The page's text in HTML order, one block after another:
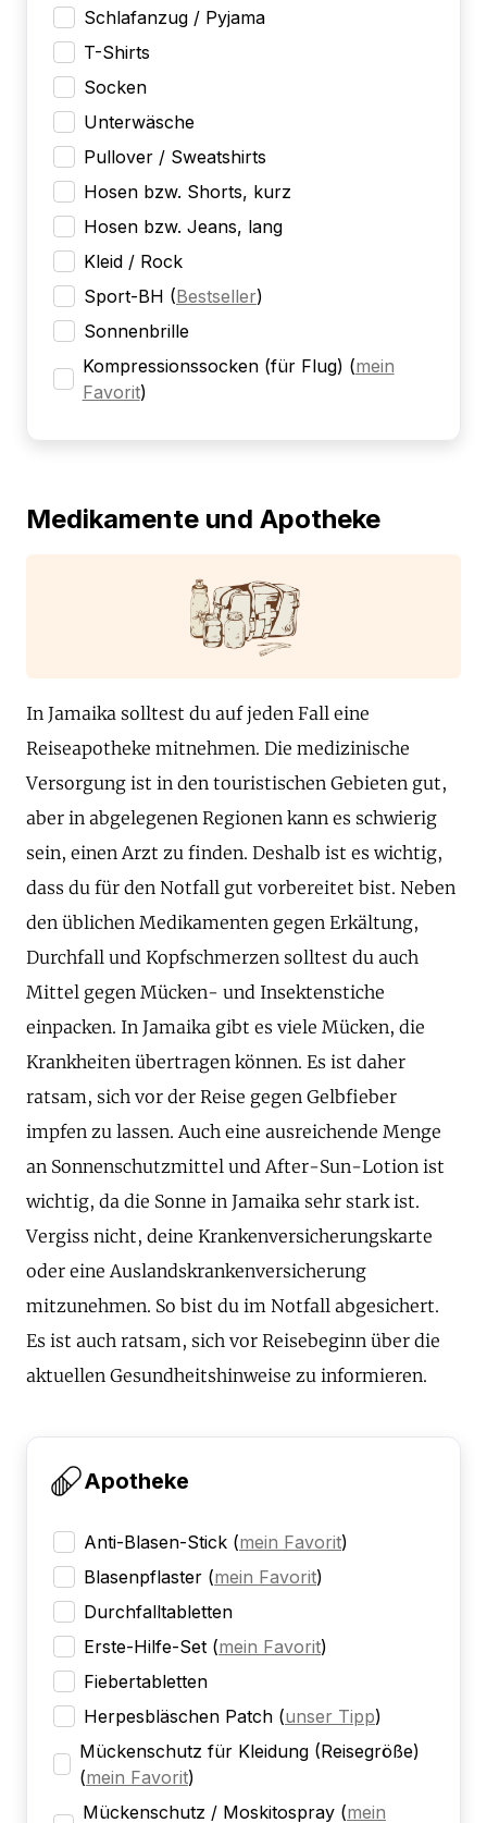
Schlafanzug / Pyjama
T-Shirts
Socken
Unterwäsche
Pullover / Sweatshirts
Hosen bzw. Shorts, kurz
Hosen bzw. Jeans, lang
Kleid / Rock
Sport-BH (Bestseller)
Sonnenbrille
Kompressionssocken (für Flug) (mein
Favorit)
Medikamente und Apotheke
In Jamaika solltest du auf jeden Fall eine
Reiseapotheke mitnehmen. Die medizinische
Versorgung ist in den touristischen Gebieten gut,
aber in abgelegenen Regionen kann es schwierig
sein, einen Arzt zu finden. Deshalb ist es wichtig,
dass du für den Notfall gut vorbereitet bist. Neben
den üblichen Medikamenten gegen Erkältung,
Durchfall und Kopfschmerzen solltest du auch
Mittel gegen Mücken- und Insektenstiche
einpacken. In Jamaika gibt es viele Mücken, die
Krankheiten übertragen können. Es ist daher
ratsam, sich vor der Reise gegen Gelbfieber
impfen zu lassen. Auch eine ausreichende Menge
an Sonnenschutzmittel und After-Sun-Lotion ist
wichtig, da die Sonne in Jamaika sehr stark ist.
Vergiss nicht, deine Krankenversicherungskarte
oder eine Auslandskrankenversicherung
mitzunehmen. So bist du im Notfall abgesichert.
Es ist auch ratsam, sich vor Reisebeginn über die
aktuellen Gesundheitshinweise zu informieren.
Apotheke
Anti-Blasen-Stick (mein Favorit)
Blasenpflaster (mein Favorit)
Durchfalltabletten
Erste-Hilfe-Set (mein Favorit)
Fiebertabletten
Herpesbläschen Patch (unser Tipp)
Mückenschutz für Kleidung (Reisegröße)
(mein Favorit)
Mückenschutz / Moskitospray (mein